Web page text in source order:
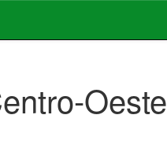
Oeste